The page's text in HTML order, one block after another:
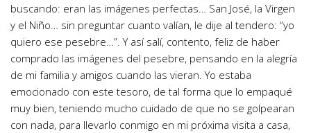
buscando: eran las imágenes perfectas… San José, la Virgen
y el Niño… sin preguntar cuanto valían, le dije al tendero: “yo
quiero ese pesebre…”. Y así salí, contento, feliz de haber
comprado las imágenes del pesebre, pensando en la alegría
de mi familia y amigos cuando las vieran. Yo estaba
emocionado con este tesoro, de tal forma que lo empaqué
muy bien, teniendo mucho cuidado de que no se golpearan
con nada, para llevarlo conmigo en mi próxima visita a casa,